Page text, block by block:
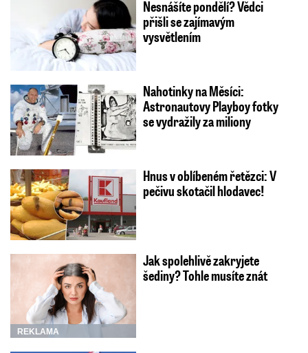
Nesnášíte pondělí? Vědci
přišli se zajímavým
vysvětlením
Nahotinky na Měsíci:
Astronautovy Playboy fotky
se vydražily za miliony
Hnus v oblíbeném řetězci: V
pečivu skotačil hlodavec!
REKLAMA
Jak spolehlivě zakryjete
šediny? Tohle musíte znát